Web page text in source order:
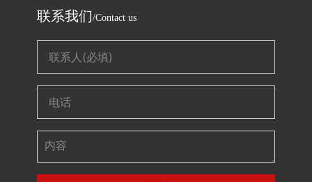
联系我们/Contact us